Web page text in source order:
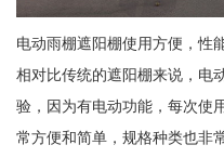
电动雨棚遮阳棚使用方便，性
相对比传统的遮阳棚来说，电
验，因为有电动功能，每次使
常方便和简单，规格种类也非常